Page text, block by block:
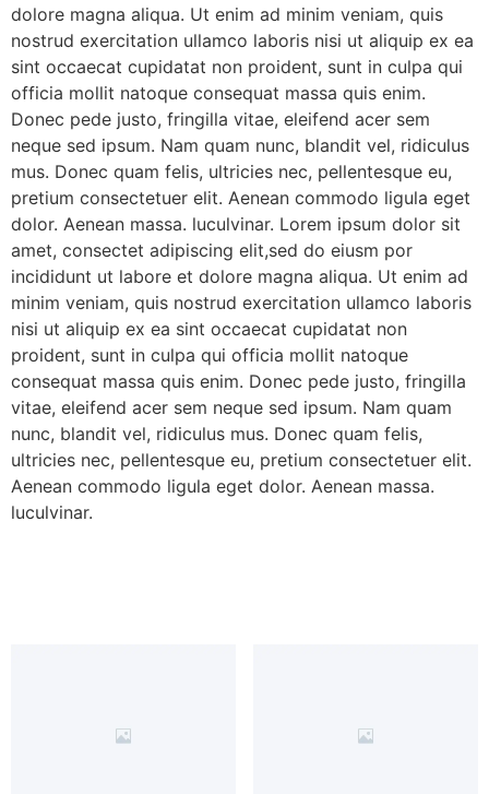
dolore magna aliqua. Ut enim ad minim veniam, quis
nostrud exercitation ullamco laboris nisi ut aliquip ex ea
sint occaecat cupidatat non proident, sunt in culpa qui
officia mollit natoque consequat massa quis enim.
Donec pede justo, fringilla vitae, eleifend acer sem
neque sed ipsum. Nam quam nunc, blandit vel, ridiculus
mus. Donec quam felis, ultricies nec, pellentesque eu,
pretium consectetuer elit. Aenean commodo ligula eget
dolor. Aenean massa. luculvinar. Lorem ipsum dolor sit
amet, consectet adipiscing elit,sed do eiusm por
incididunt ut labore et dolore magna aliqua. Ut enim ad
minim veniam, quis nostrud exercitation ullamco laboris
nisi ut aliquip ex ea sint occaecat cupidatat non
proident, sunt in culpa qui officia mollit natoque
consequat massa quis enim. Donec pede justo, fringilla
vitae, eleifend acer sem neque sed ipsum. Nam quam
nunc, blandit vel, ridiculus mus. Donec quam felis,
ultricies nec, pellentesque eu, pretium consectetuer elit.
Aenean commodo ligula eget dolor. Aenean massa.
luculvinar.